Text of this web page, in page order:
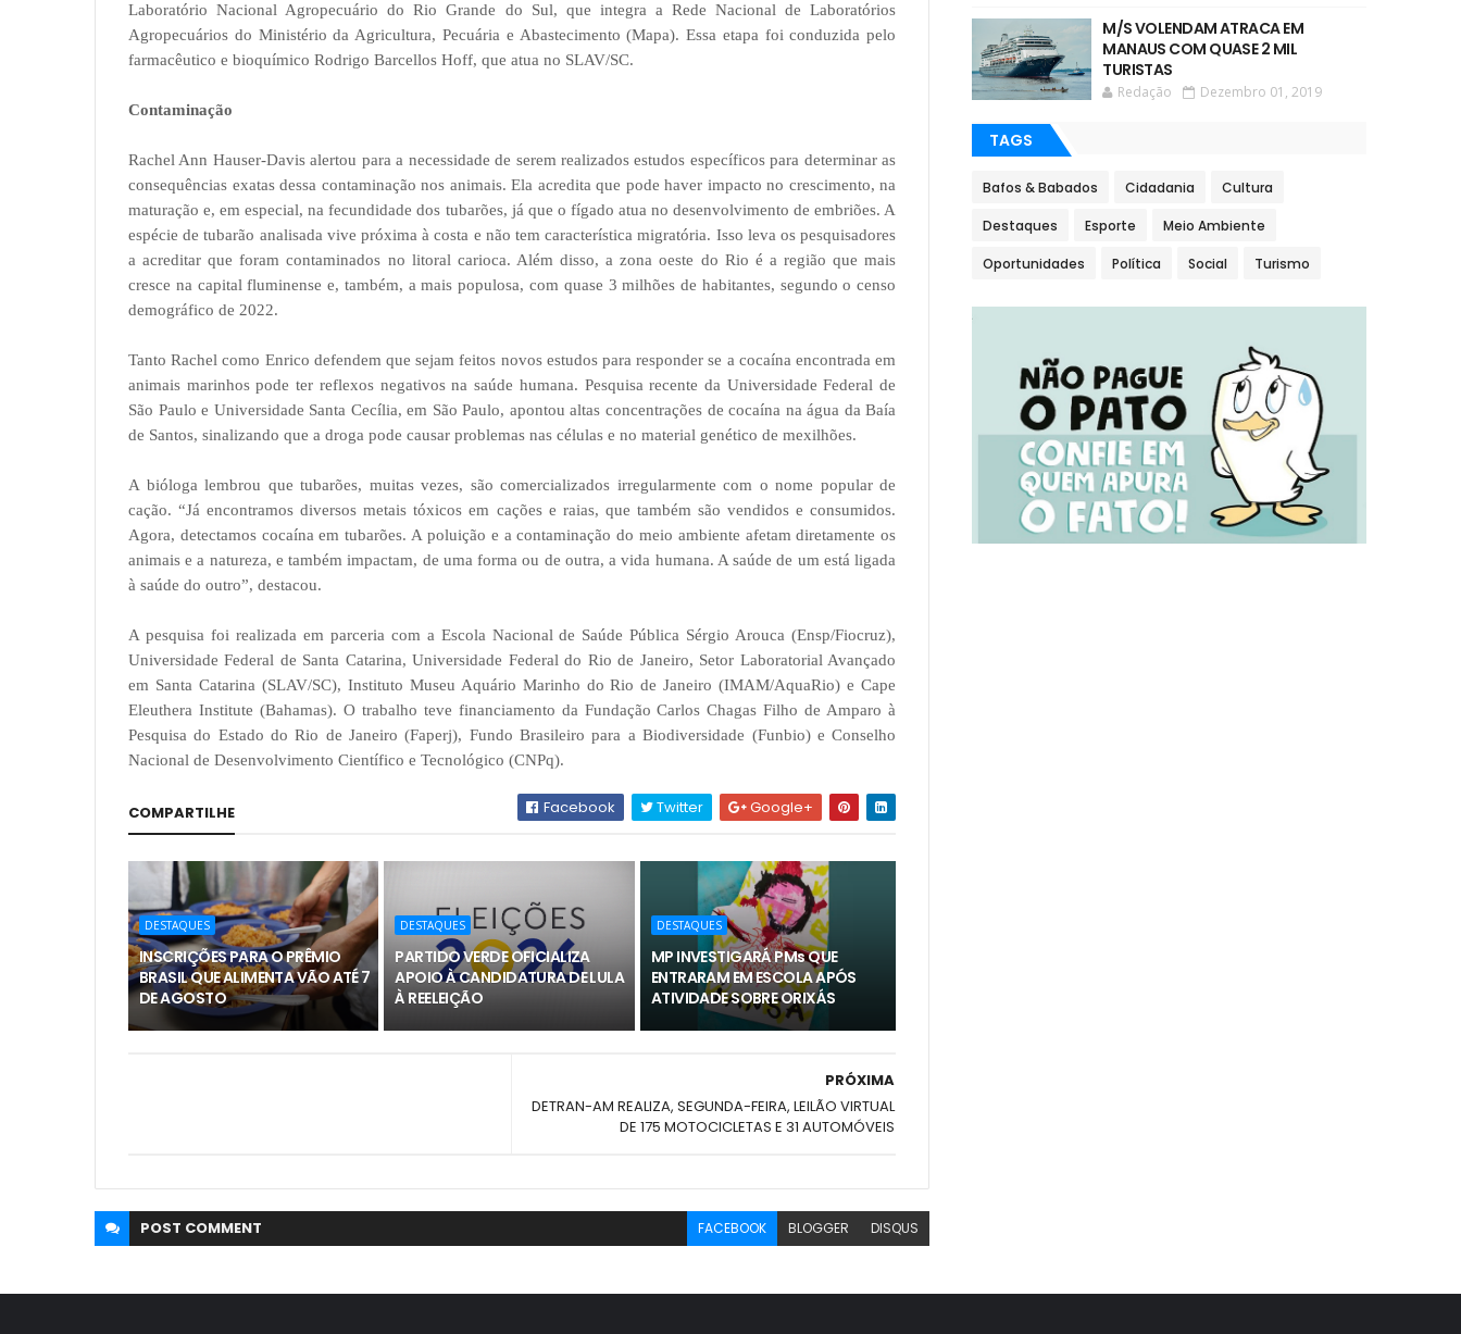
Laboratório Nacional Agropecuário do Rio Grande do Sul, que integra a Rede Nacional de Laboratórios
Agropecuários do Ministério da Agricultura, Pecuária e Abastecimento (Mapa). Essa etapa foi conduzida pelo
farmacêutico e bioquímico Rodrigo Barcellos Hoff, que atua no SLAV/SC.
Contaminação
Rachel Ann Hauser-Davis alertou para a necessidade de serem realizados estudos específicos para determinar as
consequências exatas dessa contaminação nos animais. Ela acredita que pode haver impacto no crescimento, na
maturação e, em especial, na fecundidade dos tubarões, já que o fígado atua no desenvolvimento de embriões. A
espécie de tubarão analisada vive próxima à costa e não tem característica migratória. Isso leva os pesquisadores
a acreditar que foram contaminados no litoral carioca. Além disso, a zona oeste do Rio é a região que mais
cresce na capital fluminense e, também, a mais populosa, com quase 3 milhões de habitantes, segundo o censo
demográfico de 2022.
Tanto Rachel como Enrico defendem que sejam feitos novos estudos para responder se a cocaína encontrada em
animais marinhos pode ter reflexos negativos na saúde humana. Pesquisa recente da Universidade Federal de
São Paulo e Universidade Santa Cecília, em São Paulo, apontou altas concentrações de cocaína na água da Baía
de Santos, sinalizando que a droga pode causar problemas nas células e no material genético de mexilhões.
A bióloga lembrou que tubarões, muitas vezes, são comercializados irregularmente com o nome popular de
cação. “Já encontramos diversos metais tóxicos em cações e raias, que também são vendidos e consumidos.
Agora, detectamos cocaína em tubarões. A poluição e a contaminação do meio ambiente afetam diretamente os
animais e a natureza, e também impactam, de uma forma ou de outra, a vida humana. A saúde de um está ligada
à saúde do outro”, destacou.
A pesquisa foi realizada em parceria com a Escola Nacional de Saúde Pública Sérgio Arouca (Ensp/Fiocruz),
Universidade Federal de Santa Catarina, Universidade Federal do Rio de Janeiro, Setor Laboratorial Avançado
em Santa Catarina (SLAV/SC), Instituto Museu Aquário Marinho do Rio de Janeiro (IMAM/AquaRio) e Cape
Eleuthera Institute (Bahamas). O trabalho teve financiamento da Fundação Carlos Chagas Filho de Amparo à
Pesquisa do Estado do Rio de Janeiro (Faperj), Fundo Brasileiro para a Biodiversidade (Funbio) e Conselho
Nacional de Desenvolvimento Científico e Tecnológico (CNPq).
COMPARTILHE Facebook Twitter Google+
DESTAQUES
INSCRIÇÕES PARA O PRÊMIO
BRASIL QUE ALIMENTA VÃO ATÉ 7
DE AGOSTO
DESTAQUES
PARTIDO VERDE OFICIALIZA
APOIO À CANDIDATURA DE LULA
À REELEIÇÃO
DESTAQUES
MP INVESTIGARÁ PMs QUE
ENTRARAM EM ESCOLA APÓS
ATIVIDADE SOBRE ORIXÁS
PRÓXIMA
DETRAN-AM REALIZA, SEGUNDA-FEIRA, LEILÃO VIRTUAL
DE 175 MOTOCICLETAS E 31 AUTOMÓVEIS
POST COMMENT FACEBOOK BLOGGER DISQUS
M/S VOLENDAM ATRACA EM
MANAUS COM QUASE 2 MIL
TURISTAS
Redação Dezembro 01, 2019
TAGS
Bafos & Babados Cidadania Cultura
Destaques Esporte Meio Ambiente
Oportunidades Política Social Turismo